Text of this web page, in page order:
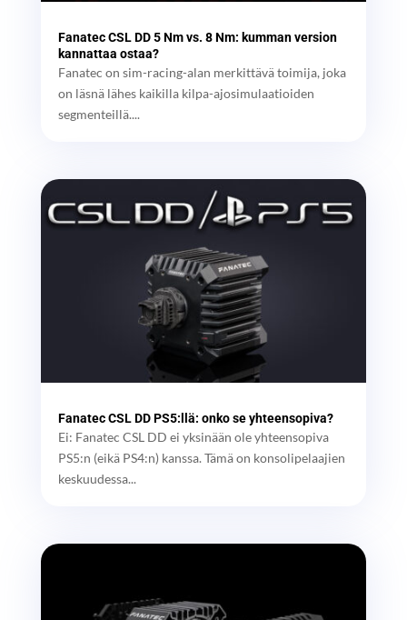
Fanatec CSL DD 5 Nm vs. 8 Nm: kumman version
kannattaa ostaa?
Fanatec on sim-racing-alan merkittävä toimija, joka
on läsnä lähes kaikilla kilpa-ajosimulaatioiden
segmenteillä....
Fanatec CSL DD PS5:llä: onko se yhteensopiva?
Ei: Fanatec CSL DD ei yksinään ole yhteensopiva
PS5:n (eikä PS4:n) kanssa. Tämä on konsolipelaajien
keskuudessa...